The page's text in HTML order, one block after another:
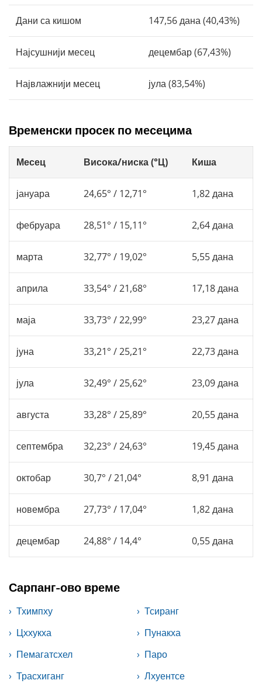
Дани са кишом 147,56 дана (40,43%)
Најсушнији месец децембар (67,43%)
Највлажнији месец јула (83,54%)
Временски просек по месецима
Месец Висока/ниска (°Ц) Киша
јануара 24,65° / 12,71° 1,82 дана
фебруара 28,51° / 15,11° 2,64 дана
марта 32,77° / 19,02° 5,55 дана
априла 33,54° / 21,68° 17,18 дана
маја 33,73° / 22,99° 23,27 дана
јуна 33,21° / 25,21° 22,73 дана
јула 32,49° / 25,62° 23,09 дана
августа 33,28° / 25,89° 20,55 дана
септембра 32,23° / 24,63° 19,45 дана
октобар 30,7° / 21,04° 8,91 дана
новембра 27,73° / 17,04° 1,82 дана
децембар 24,88° / 14,4° 0,55 дана
Сарпанг-ово време
Тхимпху
Тсиранг
Цххукха
Пунакха
Пемагатсхел
Паро
Трасхиганг
Лхуентсе